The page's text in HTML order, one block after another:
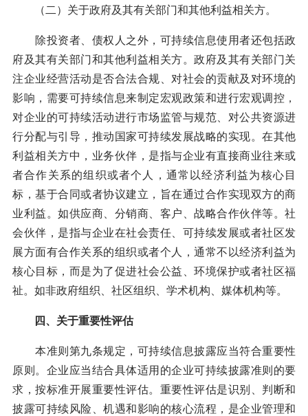
（二）关于政府及其有关部门和其他利益相关方。
除投资者、债权人之外，可持续信息使用者还包括政
府及其有关部门和其他利益相关方。政府及其有关部门关
注企业经营活动是否合法合规、对社会的贡献及对环境的
影响，需要可持续信息来制定宏观政策和进行宏观调控，
对企业的可持续活动进行市场监管与规范、对公共资源进
行分配与引导，推动国家可持续发展战略的实现。在其他
利益相关方中，业务伙伴，是指与企业有直接商业往来或
者合作关系的组织或者个人，通常以经济利益为核心目
标，基于合同或者协议建立，旨在通过合作实现双方的商
业利益。如供应商、分销商、客户、战略合作伙伴等。社
会伙伴，是指与企业在社会责任、可持续发展或者社区发
展方面有合作关系的组织或者个人，通常不以经济利益为
核心目标，而是为了促进社会公益、环境保护或者社区福
祉。如非政府组织、社区组织、学术机构、媒体机构等。
四、关于重要性评估
本准则第九条规定，可持续信息披露应当符合重要性
原则。企业应当结合具体适用的企业可持续披露准则的要
求，按标准开展重要性评估。重要性评估是识别、判断和
披露可持续风险、机遇和影响的核心流程，是企业管理和